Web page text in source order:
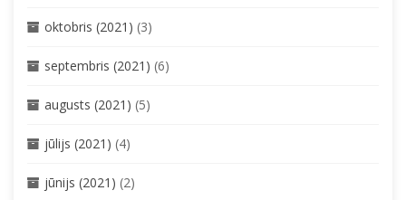
oktobris (2021) (3)
septembris (2021) (6)
augusts (2021) (5)
jūlijs (2021) (4)
jūnijs (2021) (2)